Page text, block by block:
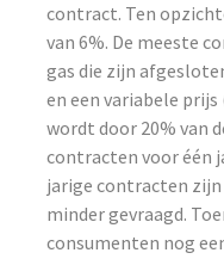
contract. Ten
van 6%. De meeste
gas die zijn
en een variabele
wordt door 20% van
contracten voor één
jarige contracten
minder gevraagd.
consumenten nog